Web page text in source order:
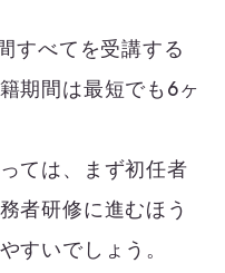
すべてを受講する
期間は最短でも6ヶ
ては、まず初任者
者研修に進むほう
すいでしょう。